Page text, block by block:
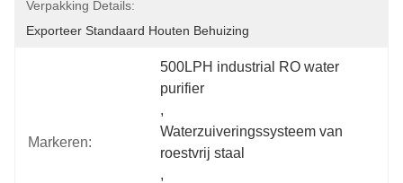
Verpakking Details:
Exporteer Standaard Houten Behuizing
Markeren:
500LPH industrial RO water
purifier
,
Waterzuiveringssysteem van
roestvrij staal
,